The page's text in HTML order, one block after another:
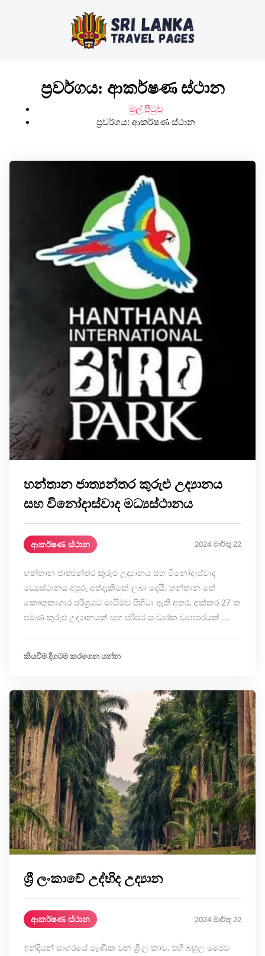
ප්‍රවර්ගය: ආකර්ෂණ ස්ථාන
මුල් පිටුව
ප්‍රවර්ගය: ආකර්ෂණ ස්ථාන
හන්තාන ජාත්‍යන්තර කුරුළු උද්‍යානය
සහ විනෝදාස්වාද මධ්‍යස්ථානය
ආකර්ෂණ ස්ථාන 2024 මාර්තු 22
හන්තාන ජාත්‍යන්තර කුරුළු උද්‍යානය සහ විනෝදාස්වාද
මධ්‍යස්ථානය අපූරු අත්දැකීමක් ලබා දෙයි. හන්තාන තේ
කෞතුකාගාර පරිශ්‍රයට මායිම්ව පිහිටා ඇති අතර, අක්කර 27 ක
පමණ කුරුළු උද්‍යානයක් සහ පරිසර සංචාරක ව්‍යාපාරයක් ...
කියවීම දිගටම කරගෙන යන්න
ශ්‍රී ලංකාවේ උද්භිද උද්‍යාන
ආකර්ෂණ ස්ථාන 2024 මාර්තු 22
ඉන්දියන් සාගරයේ මැණික වන ශ්‍රී ලංකාව, එහි බහුල ජෛව